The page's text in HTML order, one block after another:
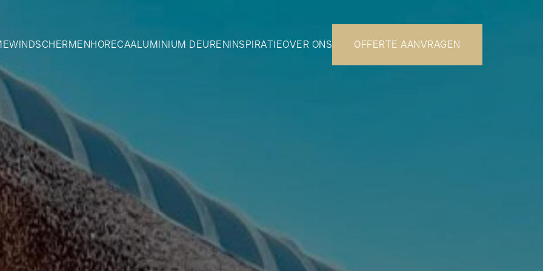
WINDSCHERMENHORECAALUMINIUM DEURENINSPIRATIEOVER ONS OFFERTE AANVRAGEN